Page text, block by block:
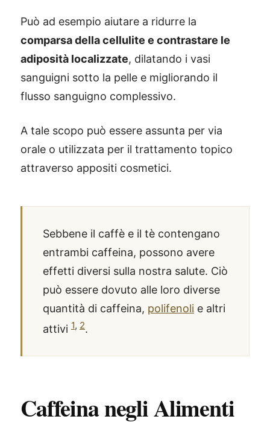
Può ad esempio aiutare a ridurre la
comparsa della cellulite e contrastare le
adiposità localizzate, dilatando i vasi
sanguigni sotto la pelle e migliorando il
flusso sanguigno complessivo.
A tale scopo può essere assunta per via
orale o utilizzata per il trattamento topico
attraverso appositi cosmetici.
Sebbene il caffè e il tè contengano
entrambi caffeina, possono avere
effetti diversi sulla nostra salute. Ciò
può essere dovuto alle loro diverse
quantità di caffeina, polifenoli e altri
attivi 1, 2.
Caffeina negli Alimenti